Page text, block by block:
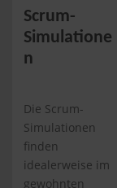
Scrum-
Simulatione
n
Die Scrum-
Simulationen
finden
idealerweise im
gewohnten